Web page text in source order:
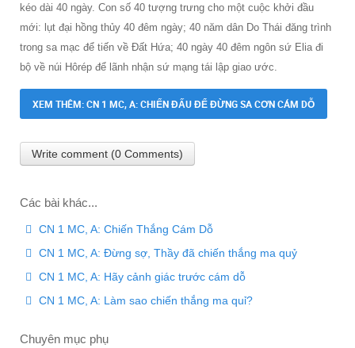
kéo dài 40 ngày. Con số 40 tượng trưng cho một cuộc khởi đầu
mới: lụt đại hồng thủy 40 đêm ngày; 40 năm dân Do Thái đăng trình
trong sa mạc để tiến về Đất Hứa; 40 ngày 40 đêm ngôn sứ Elia đi
bộ về núi Hôrép để lãnh nhận sứ mạng tái lập giao ước.
XEM THÊM: CN 1 MC, A: CHIẾN ĐẤU ĐỂ ĐỪNG SA CƠN CÁM DỖ
Write comment (0 Comments)
Các bài khác...
CN 1 MC, A: Chiến Thắng Cám Dỗ
CN 1 MC, A: Đừng sợ, Thầy đã chiến thắng ma quỷ
CN 1 MC, A: Hãy cảnh giác trước cám dỗ
CN 1 MC, A: Làm sao chiến thắng ma quỉ?
Chuyên mục phụ